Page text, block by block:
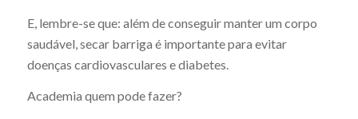
E, lembre-se que: além de conseguir manter um corpo
saudável, secar barriga é importante para evitar
doenças cardiovasculares e diabetes.
Academia quem pode fazer?